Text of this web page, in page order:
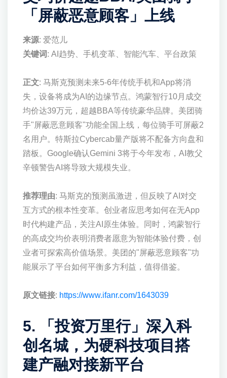
「屏蔽恶意顾客」上线
来源: 爱范儿
关键词 : AI趋势、手机变革、智能汽车、平台政策
正文: 马斯克预测未来5-6年传统手机和App将消
失，设备将成为AI的边缘节点。鸿蒙智行10月成交
均价达39万元，超越BBA等传统豪华品牌。美团骑
手"屏蔽恶意顾客"功能全国上线，每位骑手可屏蔽2
名用户。特斯拉Cybercab量产版将不配备方向盘和
踏板。Google确认Gemini 3将于今年发布，AI教父
辛顿警告AI将导致大规模失业。
推荐理由: 马斯克的预测虽激进，但反映了AI对交
互方式的根本性变革。创业者应思考如何在无App
时代构建产品，关注AI原生体验。同时，鸿蒙智行
的高成交均价表明消费者愿意为智能体验付费，创
业者可探索高价值场景。美团的"屏蔽恶意顾客"功
能展示了平台如何平衡多方利益，值得借鉴。
原文链接: https://www.ifanr.com/1643039
5. 「投资万里行」深入科
创名城，为硬科技项目搭
建产融对接新平台